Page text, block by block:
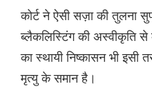
कोर्ट ने ऐसी सज़ा की तुलना
ब्लैकलिस्टिंग की अस्वीकृति
का स्थायी निष्कासन भी इसी
मृत्यु के समान है।